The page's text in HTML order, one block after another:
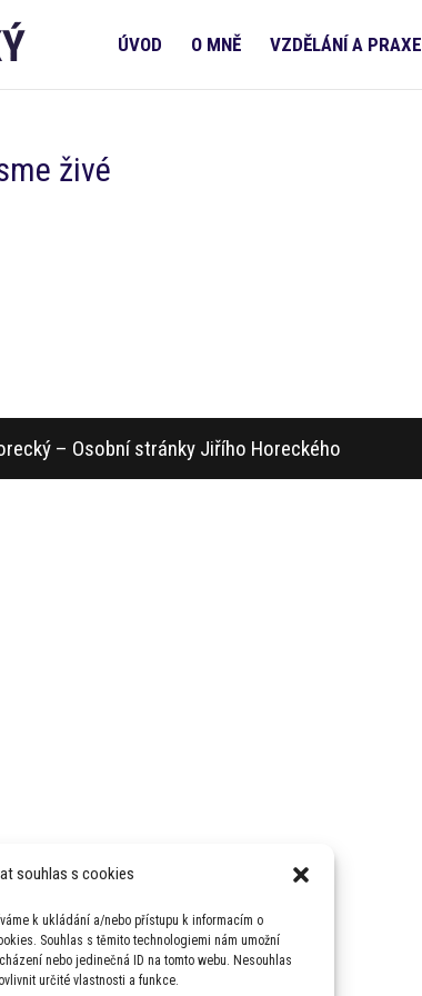
souhlas s cookies
k ukládání a/nebo přístupu k informacím o
Souhlas s těmito technologiemi nám umožní
nebo jedinečná ID na tomto webu. Nesouhlas
určité vlastnosti a funkce.
ÚVOD O MNĚ VZDĚLÁNÍ A PRAXE
živé
– Osobní stránky Jiřího Horeckého